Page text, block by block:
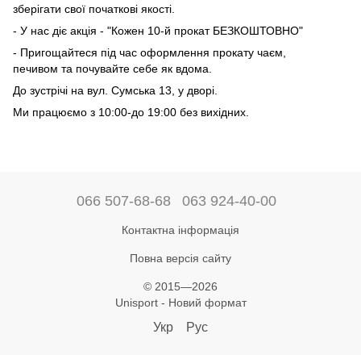
зберігати свої початкові якості.
- У нас діє акція - "Кожен 10-й прокат БЕЗКОШТОВНО"
- Пригощайтеся під час оформлення прокату чаєм,
печивом та почувайте себе як вдома.
До зустрічі на вул. Сумська 13, у дворі.
Ми працюємо з 10:00-до 19:00 без вихідних.
066 507-68-68 063 924-40-00
Контактна інформація
Повна версія сайту
© 2015—2026
Unisport - Новий формат
Укр Рус